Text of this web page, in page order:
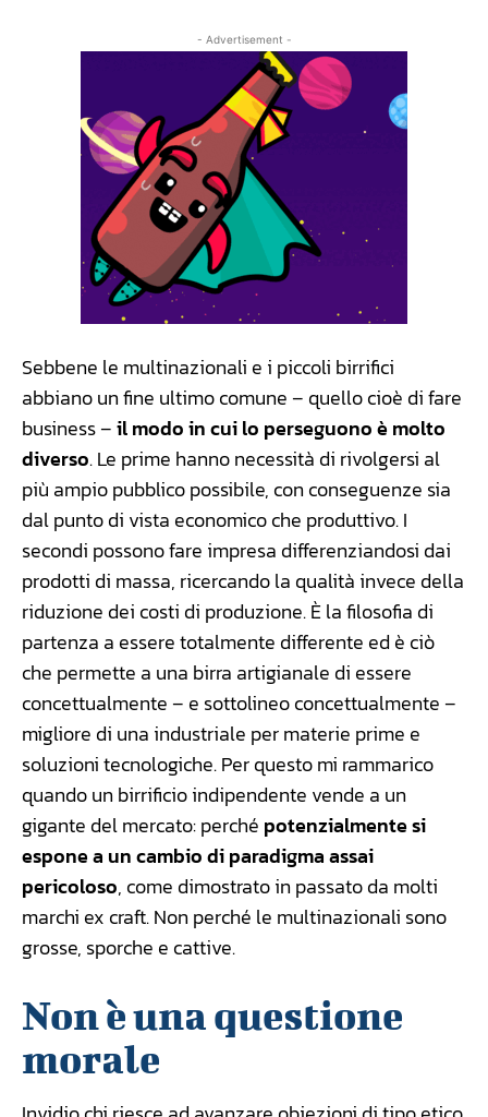
- Advertisement -
Sebbene le multinazionali e i piccoli birrifici
abbiano un fine ultimo comune – quello cioè di fare
business –il modo in cui lo perseguono è molto
diverso. Le prime hanno necessità di rivolgersi al
più ampio pubblico possibile, con conseguenze sia
dal punto di vista economico che produttivo. I
secondi possono fare impresa differenziandosi dai
prodotti di massa, ricercando la qualità invece della
riduzione dei costi di produzione. È la filosofia di
partenza a essere totalmente differente ed è ciò
che permette a una birra artigianale di essere
concettualmente – e sottolineo concettualmente –
migliore di una industriale per materie prime e
soluzioni tecnologiche. Per questo mi rammarico
quando un birrificio indipendente vende a un
gigante del mercato: perché potenzialmente si
espone a un cambio di paradigma assai
pericoloso, come dimostrato in passato da molti
marchi ex craft. Non perché le multinazionali sono
grosse, sporche e cattive.
Non è una questione
morale